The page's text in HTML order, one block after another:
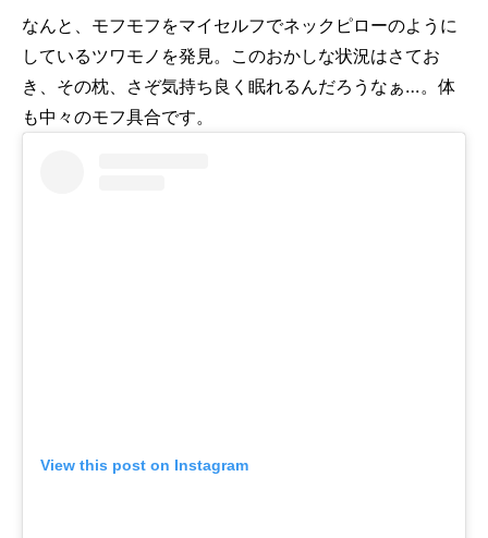
なんと、モフモフをマイセルフでネックピローのように
しているツワモノを発見。このおかしな状況はさてお
き、その枕、さぞ気持ち良く眠れるんだろうなぁ…。体
も中々のモフ具合です。
View this post on Instagram